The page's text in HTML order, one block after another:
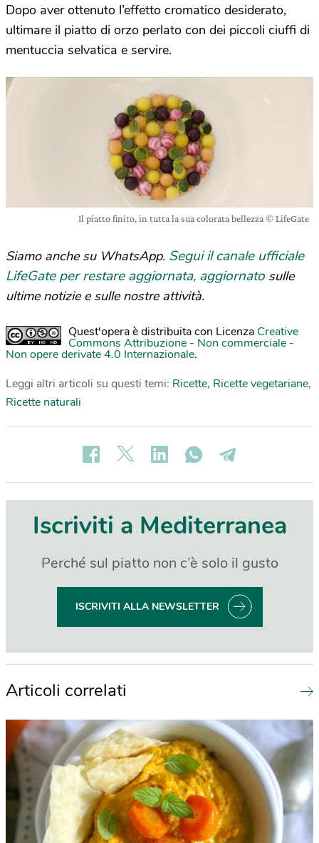
Dopo aver ottenuto l’effetto cromatico desiderato,
ultimare il piatto di orzo perlato con dei piccoli ciuffi di
mentuccia selvatica e servire.
Il piatto finito, in tutta la sua colorata bellezza © LifeGate
Siamo anche su WhatsApp. Segui il canale ufficiale
LifeGate per restare aggiornata, aggiornato sulle
ultime notizie e sulle nostre attività.
Quest'opera è distribuita con Licenza Creative
Commons Attribuzione - Non commerciale -
Non opere derivate 4.0 Internazionale.
Leggi altri articoli su questi temi: Ricette, Ricette vegetariane,
Ricette naturali
Iscriviti a Mediterranea
Perché sul piatto non c’è solo il gusto
ISCRIVITI ALLA NEWSLETTER
Articoli correlati